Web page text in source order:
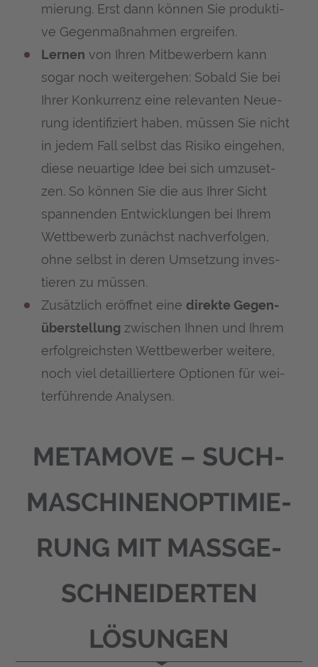
mie­rung. Erst dann kön­nen Sie pro­duk­ti­
ve Gegen­maß­nah­men ergreifen.
Ler­nen von Ihren Mit­be­wer­bern kann
sogar noch wei­ter­ge­hen: Sobald Sie bei
Ihrer Kon­kur­renz eine rele­van­ten Neue­
rung iden­ti­fi­ziert haben, müs­sen Sie nicht
in jedem Fall selbst das Risi­ko ein­ge­hen,
die­se neu­ar­ti­ge Idee bei sich umzu­set­
zen. So kön­nen Sie die aus Ihrer Sicht
span­nen­den Ent­wick­lun­gen bei Ihrem
Wett­be­werb zunächst nach­ver­fol­gen,
ohne selbst in deren Umset­zung inves­
tie­ren zu müssen.
Zusätz­lich eröff­net einedirek­te Gegen­
über­stel­lung zwi­schen Ihnen und Ihrem
erfolg­reichs­ten Wett­be­wer­ber wei­te­re,
noch viel detail­lier­te­re Optio­nen für wei­
ter­füh­ren­de Analysen.
META­MO­VE – SUCH­
MA­SCHI­NEN­OP­TI­MIE­
RUNG MIT MASS­GE­S
CHNEI­DER­TEN L
ÖSUNGEN